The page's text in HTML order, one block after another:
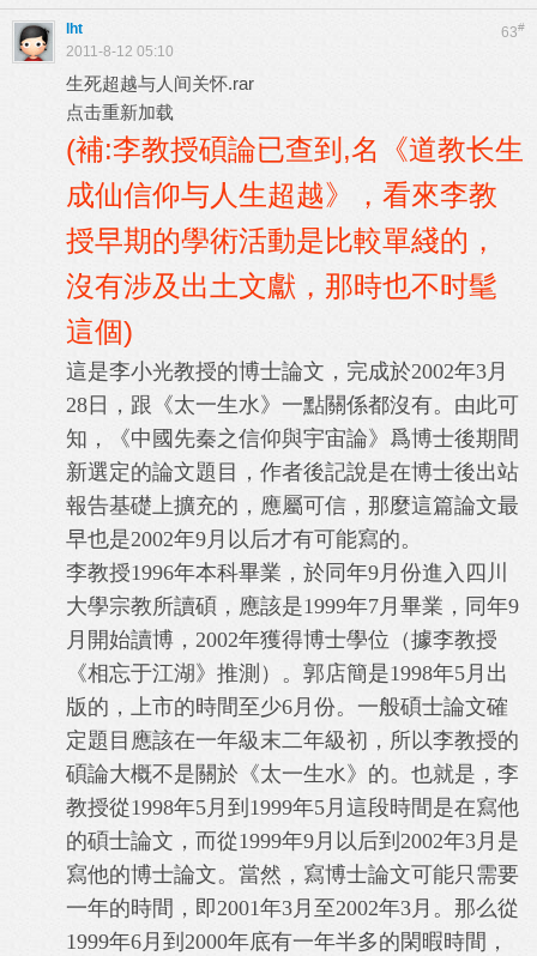
63#
lht
2011-8-12 05:10
生死超越与人间关怀.rar
点击重新加载
(補:李教授碩論已查到,名《道教长生
成仙信仰与人生超越》，看來李教
授早期的學術活動是比較單綫的，
沒有涉及出土文獻，那時也不时髦
這個)
這是李小光教授的博士論文，完成於2002年3月
28日，跟《太一生水》一點關係都沒有。由此可
知，
《中國先秦之信仰與宇宙論》爲博士後期間
新選定的論文題目，作者後記說是在博士後出站
報告基礎上擴充的，應屬可信，那麼這篇論文最
早也是2002年9月以后才有可能寫的。
李教授1996年本科畢業，於同年9月份進入四川
大學宗教所讀碩，應該是1999年7月畢業，同年9
月開始讀博，2002年獲得博士學位（據李教授
《相忘于江湖》推測）。郭店簡是1998年5月出
版的，上市的時間至少6月份。一般碩士論文確
定題目應該在一年級末二年級初，所以李教授的
碩論大概不是關於《太一生水》的。也就是，李
教授從1998年5月到1999年5月這段時間是在寫他
的碩士論文，而從1999年9月以后到2002年3月是
寫他的博士論文。當然，寫博士論文可能只需要
一年的時間，即2001年3月至2002年3月。那么從
1999年6月到2000年底有一年半多的閑暇時間，